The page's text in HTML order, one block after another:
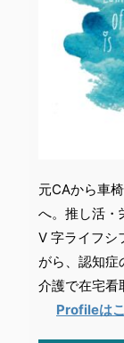
元CAから車
へ。推し活・
V 字ライフ
がら、認知症
介護で在宅
Profileは